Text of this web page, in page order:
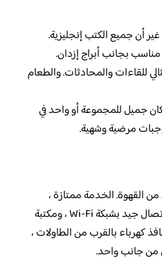
أن جميع الكتب إنجليزية.
بجانب أبراج إزدان.
للقاءات والمحادثات. والطعام
جميل للمجموعة أو واحد في
مرضية وشهية.
من القهوة. الخدمة ممتازة ،
والمرافق مريحة للغاية ، ولديها اتصال جيد بشبكة Wi-Fi ، ومكتبة
كهرباء بالقرب من الطاولات ،
جانب واحد.